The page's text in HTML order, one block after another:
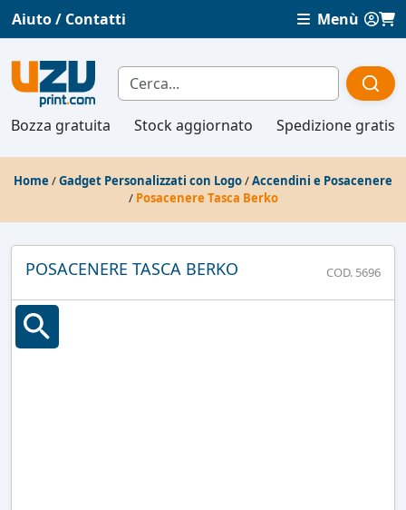
Aiuto / Contatti Menù
Bozza gratuita Stock aggiornato Spedizione gratis
Home /Gadget Personalizzati con Logo/Accendini e Posacenere
/ Posacenere Tasca Berko
POSACENERE TASCA BERKO COD. 5696